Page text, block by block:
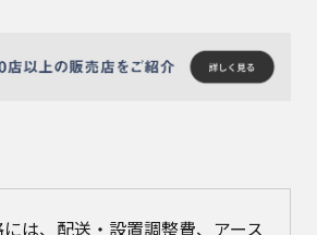
は、配送・設置調整費、アース